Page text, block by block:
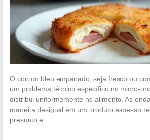
O cordon bleu empanado, seja fresco ou
um problema técnico específico no micro-
distribui uniformemente no alimento. As
maneira desigual em um produto espesso
presunto e…